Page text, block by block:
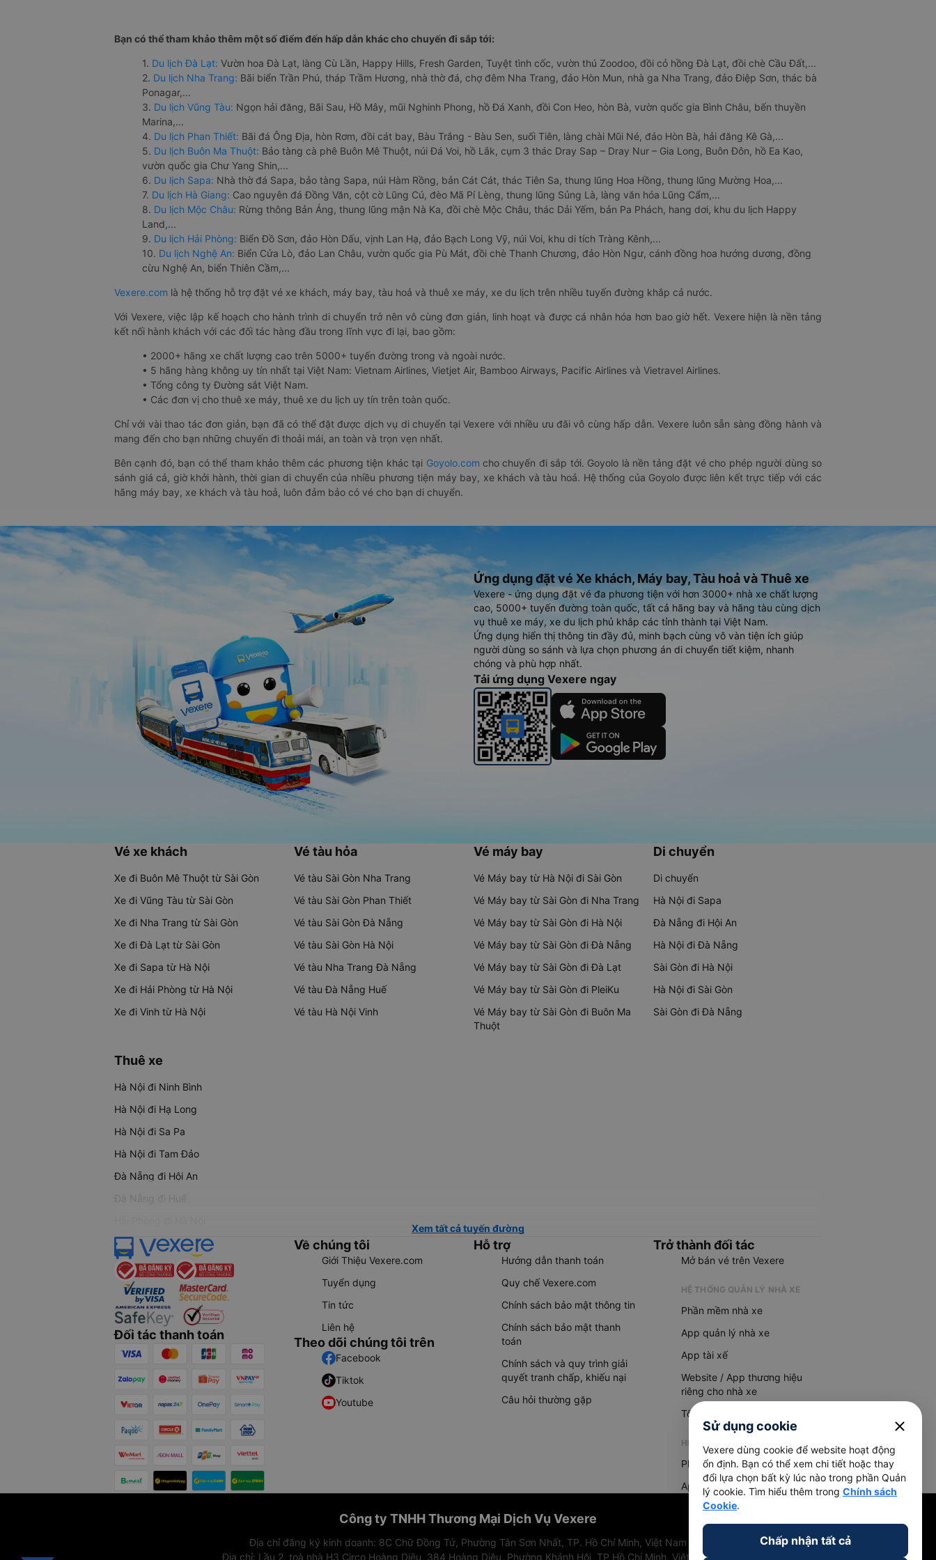
Bạn có thể tham khảo thêm một số điểm đến hấp dẫn khác cho chuyến đi sắp tới:
1. Du lịch Đà Lạt: Vườn hoa Đà Lạt, làng Cù Lần, Happy Hills, Fresh Garden, Tuyệt tình cốc, vườn thú Zoodoo, đồi cỏ hồng Đà Lạt, đồi chè Cầu Đất,...
2. Du lịch Nha Trang: Bãi biển Trần Phú, tháp Trầm Hương, nhà thờ đá, chợ đêm Nha Trang, đảo Hòn Mun, nhà ga Nha Trang, đảo Điệp Sơn, thác bà
Ponagar,...
3. Du lịch Vũng Tàu: Ngọn hải đăng, Bãi Sau, Hồ Mây, mũi Nghinh Phong, hồ Đá Xanh, đồi Con Heo, hòn Bà, vườn quốc gia Bình Châu, bến thuyền
Marina,...
4. Du lịch Phan Thiết: Bãi đá Ông Địa, hòn Rơm, đồi cát bay, Bàu Trắng - Bàu Sen, suối Tiên, làng chài Mũi Né, đảo Hòn Bà, hải đăng Kê Gà,...
5. Du lịch Buôn Ma Thuột: Bảo tàng cà phê Buôn Mê Thuột, núi Đá Voi, hồ Lắk, cụm 3 thác Dray Sap – Dray Nur – Gia Long, Buôn Đôn, hồ Ea Kao,
vườn quốc gia Chư Yang Shin,...
6. Du lịch Sapa: Nhà thờ đá Sapa, bảo tàng Sapa, núi Hàm Rồng, bản Cát Cát, thác Tiên Sa, thung lũng Hoa Hồng, thung lũng Mường Hoa,...
7. Du lịch Hà Giang: Cao nguyên đá Đồng Văn, cột cờ Lũng Cú, đèo Mã Pí Lèng, thung lũng Sủng Là, làng văn hóa Lũng Cẩm,...
8. Du lịch Mộc Châu: Rừng thông Bản Áng, thung lũng mận Nà Ka, đồi chè Mộc Châu, thác Dải Yếm, bản Pa Phách, hang dơi, khu du lịch Happy
Land,...
9. Du lịch Hải Phòng: Biển Đồ Sơn, đảo Hòn Dấu, vịnh Lan Hạ, đảo Bạch Long Vỹ, núi Voi, khu di tích Tràng Kênh,...
10. Du lịch Nghệ An: Biển Cửa Lò, đảo Lan Châu, vườn quốc gia Pù Mát, đồi chè Thanh Chương, đảo Hòn Ngư, cánh đồng hoa hướng dương, đồng
cừu Nghệ An, biển Thiên Cầm,...
Vexere.com là hệ thống hỗ trợ đặt vé xe khách, máy bay, tàu hoả và thuê xe máy, xe du lịch trên nhiều tuyến đường khắp cả nước.
Với Vexere, việc lập kế hoạch cho hành trình di chuyển trở nên vô cùng đơn giản, linh hoạt và được cá nhân hóa hơn bao giờ hết. Vexere hiện là nền tảng
kết nối hành khách với các đối tác hàng đầu trong lĩnh vực đi lại, bao gồm:
• 2000+ hãng xe chất lượng cao trên 5000+ tuyến đường trong và ngoài nước.
• 5 hãng hàng không uy tín nhất tại Việt Nam: Vietnam Airlines, Vietjet Air, Bamboo Airways, Pacific Airlines và Vietravel Airlines.
• Tổng công ty Đường sắt Việt Nam.
• Các đơn vị cho thuê xe máy, thuê xe du lịch uy tín trên toàn quốc.
Chỉ với vài thao tác đơn giản, bạn đã có thể đặt được dịch vụ di chuyển tại Vexere với nhiều ưu đãi vô cùng hấp dẫn. Vexere luôn sẵn sàng đồng hành và
mang đến cho bạn những chuyến đi thoải mái, an toàn và trọn vẹn nhất.
Bên cạnh đó, bạn có thể tham khảo thêm các phương tiện khác tại Goyolo.com cho chuyến đi sắp tới. Goyolo là nền tảng đặt vé cho phép người dùng so
sánh giá cả, giờ khởi hành, thời gian di chuyển của nhiều phương tiện máy bay, xe khách và tàu hoả. Hệ thống của Goyolo được liên kết trực tiếp với các
hãng máy bay, xe khách và tàu hoả, luôn đảm bảo có vé cho bạn di chuyển.
Ứng dụng đặt vé Xe khách, Máy bay, Tàu hoả và Thuê xe
Vexere - ứng dụng đặt vé đa phương tiện với hơn 3000+ nhà xe chất lượng
cao, 5000+ tuyến đường toàn quốc, tất cả hãng bay và hãng tàu cùng dịch
vụ thuê xe máy, xe du lịch phủ khắp các tỉnh thành tại Việt Nam.
Ứng dụng hiển thị thông tin đầy đủ, minh bạch cùng vô vàn tiện ích giúp
người dùng so sánh và lựa chọn phương án di chuyển tiết kiệm, nhanh
chóng và phù hợp nhất.
Tải ứng dụng Vexere ngay
Vé xe khách
Xe đi Buôn Mê Thuột từ Sài Gòn
Xe đi Vũng Tàu từ Sài Gòn
Xe đi Nha Trang từ Sài Gòn
Xe đi Đà Lạt từ Sài Gòn
Xe đi Sapa từ Hà Nội
Xe đi Hải Phòng từ Hà Nội
Xe đi Vinh từ Hà Nội
Vé tàu hỏa
Vé tàu Sài Gòn Nha Trang
Vé tàu Sài Gòn Phan Thiết
Vé tàu Sài Gòn Đà Nẵng
Vé tàu Sài Gòn Hà Nội
Vé tàu Nha Trang Đà Nẵng
Vé tàu Đà Nẵng Huế
Vé tàu Hà Nội Vinh
Vé máy bay
Vé Máy bay từ Hà Nội đi Sài Gòn
Vé Máy bay từ Sài Gòn đi Nha Trang
Vé Máy bay từ Sài Gòn đi Hà Nội
Vé Máy bay từ Sài Gòn đi Đà Nẵng
Vé Máy bay từ Sài Gòn đi Đà Lạt
Vé Máy bay từ Sài Gòn đi PleiKu
Vé Máy bay từ Sài Gòn đi Buôn Ma
Thuột
Di chuyển
Di chuyển
Hà Nội đi Sapa
Đà Nẵng đi Hội An
Hà Nội đi Đà Nẵng
Sài Gòn đi Hà Nội
Hà Nội đi Sài Gòn
Sài Gòn đi Đà Nẵng
Thuê xe
Hà Nội đi Ninh Bình
Hà Nội đi Hạ Long
Hà Nội đi Sa Pa
Hà Nội đi Tam Đảo
Đà Nẵng đi Hội An
Đà Nẵng đi Huế
Xem tất cả tuyến đường
Đối tác thanh toán
Về chúng tôi
Giới Thiệu Vexere.com
Tuyển dụng
Tin tức
Liên hệ
Theo dõi chúng tôi trên
Facebook
Tiktok
Youtube
Hỗ trợ
Hướng dẫn thanh toán
Quy chế Vexere.com
Chính sách bảo mật thông tin
Chính sách bảo mật thanh
toán
Chính sách và quy trình giải
quyết tranh chấp, khiếu nại
Câu hỏi thường gặp
Trở thành đối tác
Mở bán vé trên Vexere
HỆ THỐNG QUẢN LÝ NHÀ XE
Phần mềm nhà xe
App quản lý nhà xe
App tài xế
Website / App thương hiệu
riêng cho nhà xe
Tổng đài AI
HỆ THỐNG QUẢN LÝ HÀNG HOÁ
Phần mềm quản lý hàng hoá
App quản lý hàng hoá
Công ty TNHH Thương Mại Dịch Vụ Vexere
Địa chỉ đăng ký kinh doanh: 8C Chữ Đồng Tử, Phường Tân Sơn Nhất, TP. Hồ Chí Minh, Việt Nam
Địa chỉ: Lầu 2, toà nhà H3 Circo Hoàng Diệu, 384 Hoàng Diệu, Phường Khánh Hội, TP Hồ Chí Minh, Việt Nam
Sử dụng cookie close
Vexere dùng cookie để website hoạt động
ổn định. Bạn có thể xem chi tiết hoặc thay
đổi lựa chọn bất kỳ lúc nào trong phần Quản
lý cookie. Tìm hiểu thêm trong Chính sách
Cookie.
Chấp nhận tất cả